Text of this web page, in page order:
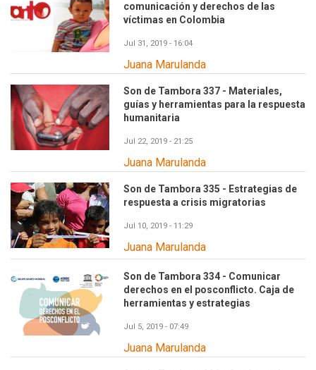
comunicación y derechos de las
víctimas en Colombia
Jul 31, 2019 - 16:04
Juana Marulanda
Son de Tambora 337 - Materiales,
guías y herramientas para la respuesta
humanitaria
Jul 22, 2019 - 21:25
Juana Marulanda
Son de Tambora 335 - Estrategias de
respuesta a crisis migratorias
Jul 10, 2019 - 11:29
Juana Marulanda
Son de Tambora 334 - Comunicar
derechos en el posconflicto. Caja de
herramientas y estrategias
Jul 5, 2019 - 07:49
Juana Marulanda